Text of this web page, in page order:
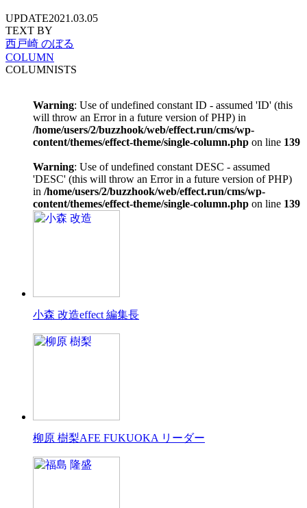
UPDATE2021.03.05
TEXT BY
西戸崎 のぼる
COLUMN
COLUMNISTS
Warning: Use of undefined constant ID - assumed 'ID' (this
will throw an Error in a future version of PHP) in
/home/users/2/buzzhook/web/effect.run/cms/wp-
content/themes/effect-theme/single-column.php on line 139
Warning: Use of undefined constant DESC - assumed
'DESC' (this will throw an Error in a future version of PHP)
in /home/users/2/buzzhook/web/effect.run/cms/wp-
content/themes/effect-theme/single-column.php on line 139
小森 改造effect 編集長
柳原 樹梨AFE FUKUOKA リーダー